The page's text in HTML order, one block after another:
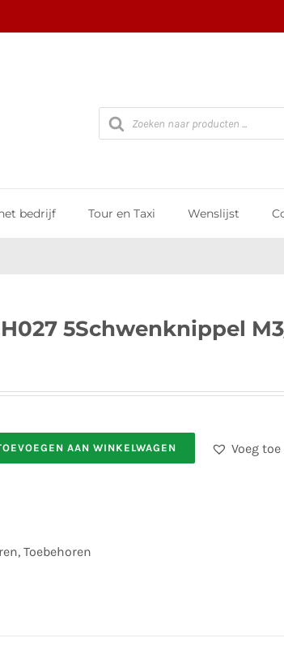
Producten
zoeken
bedrijf Tour en Taxi Wenslijst
5Schwenknippel
AAN WINKELWAGEN Voeg
, Toebehoren